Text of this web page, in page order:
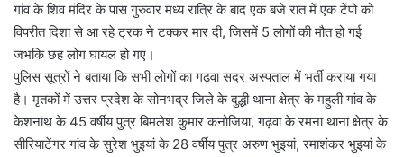
गांव के शिव मंदिर के पास गुरुवार मध्य रात्रि के बाद एक बजे रात में एक टेंपो को
विपरीत दिशा से आ रहे ट्रक ने टक्कर मार दी, जिसमें 5 लोगों की मौत हो गई
जभकि छह लोग घायल हो गए।
पुलिस सूत्रों ने बताया कि सभी लोगों का गढ़वा सदर अस्पताल में भर्ती कराया गया
है। मृतकों में उत्तर प्रदेश के सोनभद्र जिले के दुद्धी थाना क्षेत्र के महुली गांव के
केशनाथ के 45 वर्षीय पुत्र बिमलेश कुमार कनोजिया, गढ़वा के रमना थाना क्षेत्र के
सीरियाटेंगर गांव के सुरेश भुइयां के 28 वर्षीय पुत्र अरुण भुइयां, रमाशंकर भुइयां के